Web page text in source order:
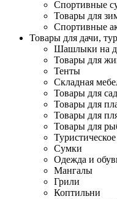
Спортивные
Товары для
Спортивные
Товары для дачи,
Шашлыки на
Товары для
Тенты
Складная
Товары для
Товары для
Товары для
Товары для
Сумки
Одежда и
Мангалы
Грили
Коптильни